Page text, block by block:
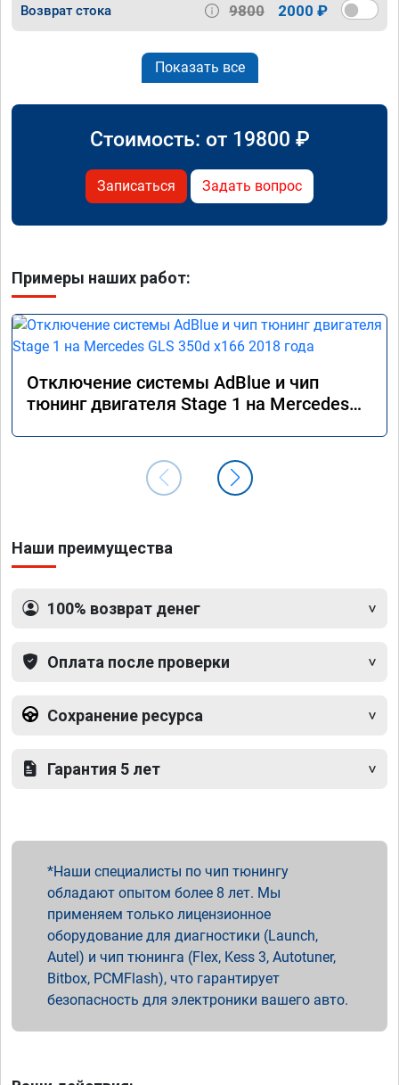
Возврат стока 9800 2000 ₽
Показать все
Стоимость: от 19800 ₽
Записаться Задать вопрос
Примеры наших работ:
Отключение системы AdBlue и чип
тюнинг двигателя Stage 1 на Mercedes
Наши преимущества
100% возврат денег
Оплата после проверки
Сохранение ресурса
Гарантия 5 лет
Наши специалисты по чип тюнингу
обладают опытом более 8 лет. Мы
применяем только лицензионное
оборудование для диагностики (Launch,
Autel) и чип тюнинга (Flex, Kess 3, Autotuner,
Bitbox, PCMFlash), что гарантирует
безопасность для электроники вашего авто.